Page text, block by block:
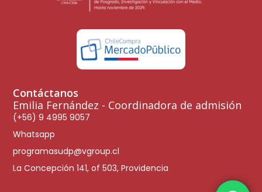
Contáctanos
Emilia Fernández - Coordinadora de admisión
(+56) 9 4995 9057
Whatsapp
programasudp@vgroup.cl
La Concepción 141, of 503, Providencia